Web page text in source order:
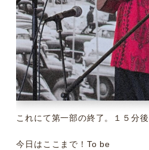
これにて第一部の終了。１５分後
今日はここまで！To be